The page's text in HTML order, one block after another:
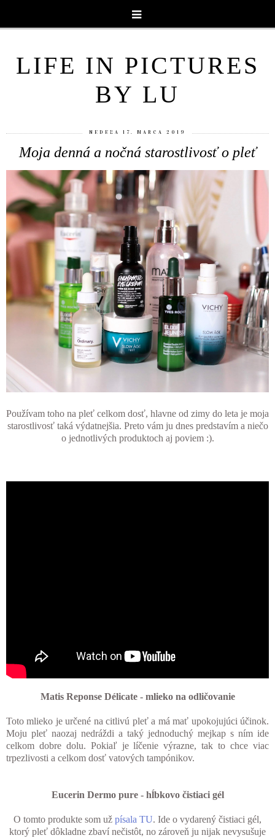
LIFE IN PICTURES
BY LU
NEDEĽA 17. MARCA 2019
Moja denná a nočná starostlivosť o pleť
Používam toho na pleť celkom dosť, hlavne od zimy do leta je moja
starostlivosť taká výdatnejšia. Preto vám ju dnes predstavím a niečo
o jednotlivých produktoch aj poviem :).
Matis Reponse Délicate - mlieko na odličovanie
Toto mlieko je určené na citlivú pleť a má mať upokojujúci účinok.
Moju pleť naozaj nedráždi a taký jednoduchý mejkap s ním ide
celkom dobre dolu. Pokiaľ je líčenie výrazne, tak to chce viac
trpezlivosti a celkom dosť vatových tampónikov.
Eucerin Dermo pure - hĺbkovo čistiaci gél
O tomto produkte som už písala TU. Ide o vydarený čistiaci gél,
ktorý pleť dôkladne zbaví nečistôt, no zároveň ju nijak nevysušuje